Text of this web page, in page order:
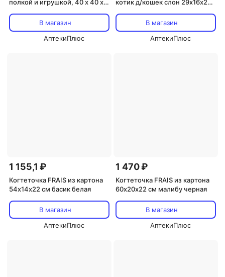
полкой и игрушкой, 40 х 40 х
В магазин
АптекиПлюс
котик д/кошек слон 29х16х26
В магазин
АптекиПлюс
1 155,1 ₽
Когтеточка FRAIS из картона
54х14х22 см басик белая
В магазин
АптекиПлюс
1 470 ₽
Когтеточка FRAIS из картона
60х20х22 см малибу черная
В магазин
АптекиПлюс